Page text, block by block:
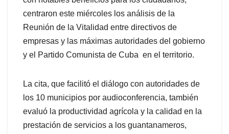
centraron este miércoles los análisis de la
Reunión de la Vitalidad entre directivos de
empresas y las máximas autoridades del gobierno
y el Partido Comunista de Cuba en el territorio.
La cita, que facilitó el diálogo con autoridades de
los 10 municipios por audioconferencia, también
evaluó la productividad agrícola y la calidad en la
prestación de servicios a los guantanameros,